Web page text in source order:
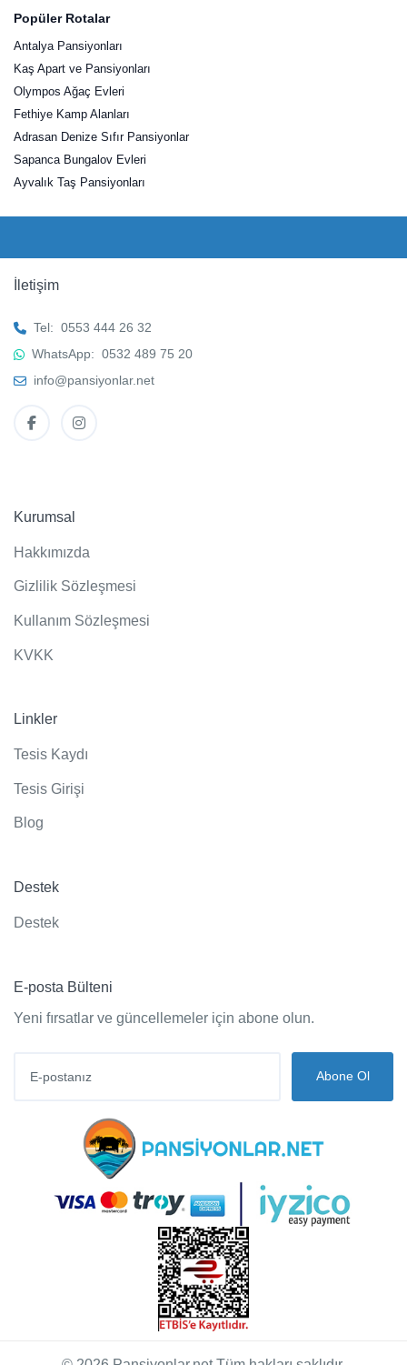
Popüler Rotalar
Antalya Pansiyonları
Kaş Apart ve Pansiyonları
Olympos Ağaç Evleri
Fethiye Kamp Alanları
Adrasan Denize Sıfır Pansiyonlar
Sapanca Bungalov Evleri
Ayvalık Taş Pansiyonları
İletişim
Tel: 0553 444 26 32
WhatsApp: 0532 489 75 20
info@pansiyonlar.net
Kurumsal
Hakkımızda
Gizlilik Sözleşmesi
Kullanım Sözleşmesi
KVKK
Linkler
Tesis Kaydı
Tesis Girişi
Blog
Destek
Destek
E-posta Bülteni
Yeni fırsatlar ve güncellemeler için abone olun.
Abone Ol